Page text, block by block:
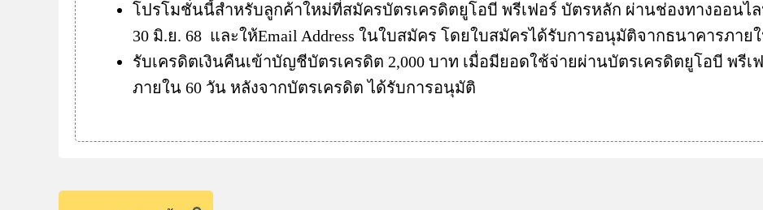
โปรโมชั่นนี้สำหรับลูกค้าใหม่ที่สมัครบัตรเครดิตยูโอบี พรีเฟอร์ บัตรหลัก ผ่านช่องทางออนไล
30 มิ.ย. 68 และให้Email Address ในใบสมัคร โดยใบสมัครได้รับการอนุมัติจากธนาคารภาย
รับเครดิตเงินคืนเข้าบัญชีบัตรเครดิต 2,000 บาท เมื่อมียอดใช้จ่ายผ่านบัตรเครดิตยูโอบี พรีเ
ภายใน 60 วัน หลังจากบัตรเครดิต ได้รับการอนุมัติ